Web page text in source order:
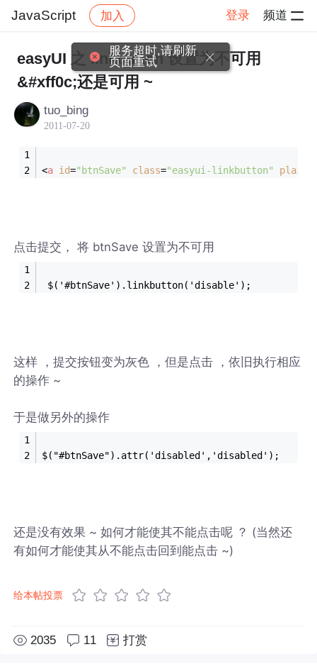
JavaScript 加入 登录 频道
JavaScript 帖子详情
easyUI 之 linkbutton 设置为不可用
&#xff0c;还是可用 ~
tuo_bing
2011-07-20
<a id="btnSave" class="easyui-linkbutton" plain
点击提交， 将 btnSave 设置为不可用
$('#btnSave').linkbutton('disable');
这样 ，提交按钮变为灰色 ，但是点击 ，依旧执行相应
的操作 ~
于是做另外的操作
$("#btnSave").attr('disabled','disabled');
还是没有效果 ~ 如何才能使其不能点击呢 ？ (当然还
有如何才能使其从不能点击回到能点击 ~)
给本帖投票
2035 11 打赏
服务超时,请刷新
页面重试